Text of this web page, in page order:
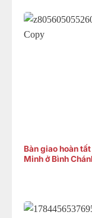
Bàn giao hoàn
Minh ở Bình